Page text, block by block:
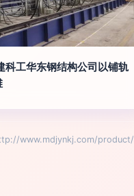
科工华东钢结构公司以铺轨
www.mdjynkj.com/product/